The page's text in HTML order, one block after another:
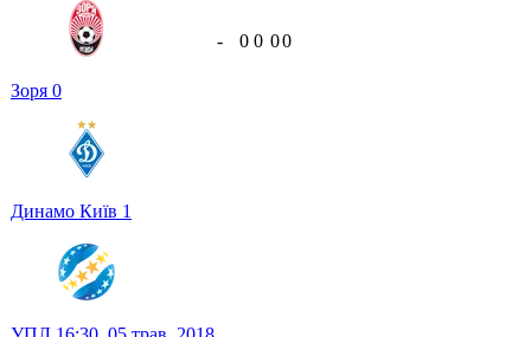
Зоря 0
Динамо Київ 1
- 0 0 00